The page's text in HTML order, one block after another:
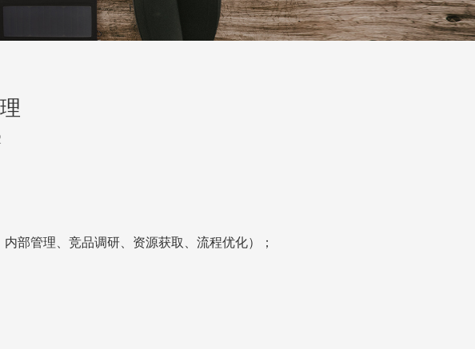
部管理、竞品调研、资源获取、流程优化）；